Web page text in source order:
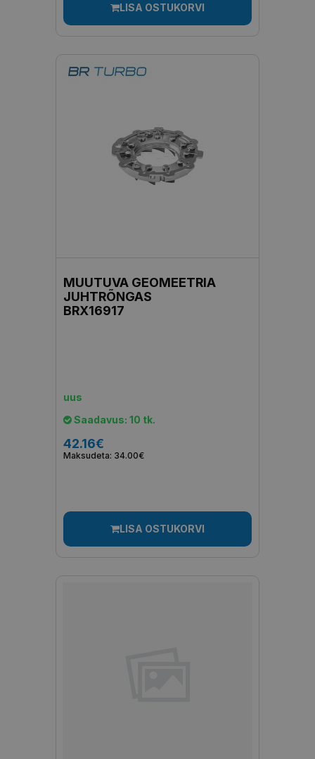
LISA OSTUKORVI
MUUTUVA GEOMEETRIA
JUHTRÕNGAS
BRX16917
uus
Saadavus: 10 tk.
42.16€
Maksudeta: 34.00€
LISA OSTUKORVI